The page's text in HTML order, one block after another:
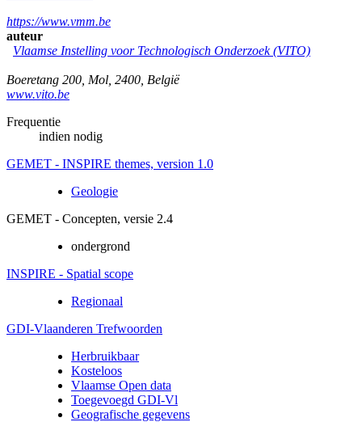
https://www.vmm.be
auteur
Vlaamse Instelling voor Technologisch Onderzoek (VITO)
Boeretang 200 Mol 2400 België
www.vito.be
Frequentie
indien nodig
GEMET - INSPIRE themes, version 1.0
Geologie
GEMET - Concepten, versie 2.4
ondergrond
INSPIRE - Spatial scope
Regionaal
GDI-Vlaanderen Trefwoorden
Herbruikbaar
Kosteloos
Vlaamse Open data
Toegevoegd GDI-Vl
Geografische gegevens